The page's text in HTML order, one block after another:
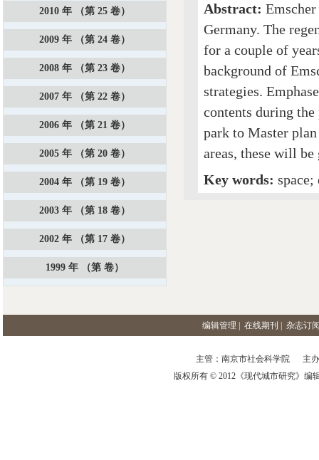
Abstract:
Germany. The
for a couple of
background of
strategies.
contents during
park to Master
areas, these will
Key words:
2010 年 （第 25 卷）
2009 年 （第 24 卷）
2008 年 （第 23 卷）
2007 年 （第 22 卷）
2006 年 （第 21 卷）
2005 年 （第 20 卷）
2004 年 （第 19 卷）
2003 年 （第 18 卷）
2002 年 （第 17 卷）
1999 年 （第 卷）
编辑管理 在线期刊 杂志订
主管：南京市社会科学院 主
版权所有 © 2012《现代城市研究》编